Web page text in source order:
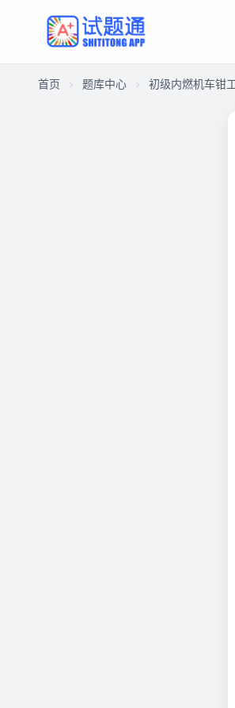
首页 题库中心 初级内燃机车钳